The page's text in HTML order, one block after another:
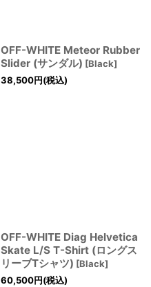
OFF-WHITE Meteor Rubber
Slider (サンダル) [Black]
38,500円(税込)
OFF-WHITE Diag Helvetica
Skate L/S T-Shirt (ロングス
リーブTシャツ) [Black]
60,500円(税込)